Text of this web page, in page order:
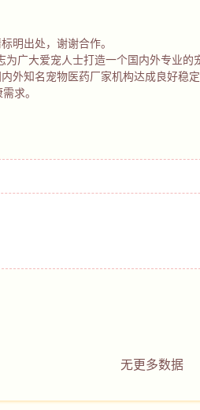
明出处，谢谢合作。
为广大爱宠人士打造一个国内外专业
外知名宠物医药厂家机构达成良好稳
求。
无更多数据